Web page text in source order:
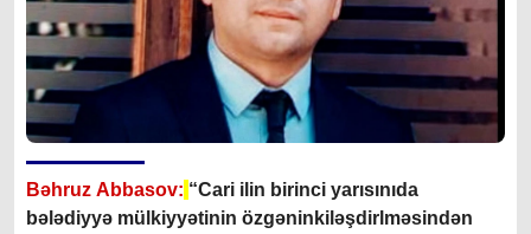
Bəhruz Abbasov: “Cari ilin birinci yarısınıda
bələdiyyə mülkiyyətinin özgəninkiləşdirlməsindən